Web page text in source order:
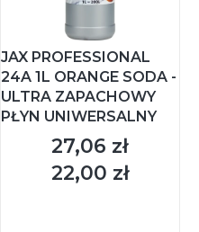
JAX PROFESSIONAL
24A 1L ORANGE SODA -
ULTRA ZAPACHOWY
PŁYN UNIWERSALNY
Cena
27,06 zł
Cena
22,00 zł